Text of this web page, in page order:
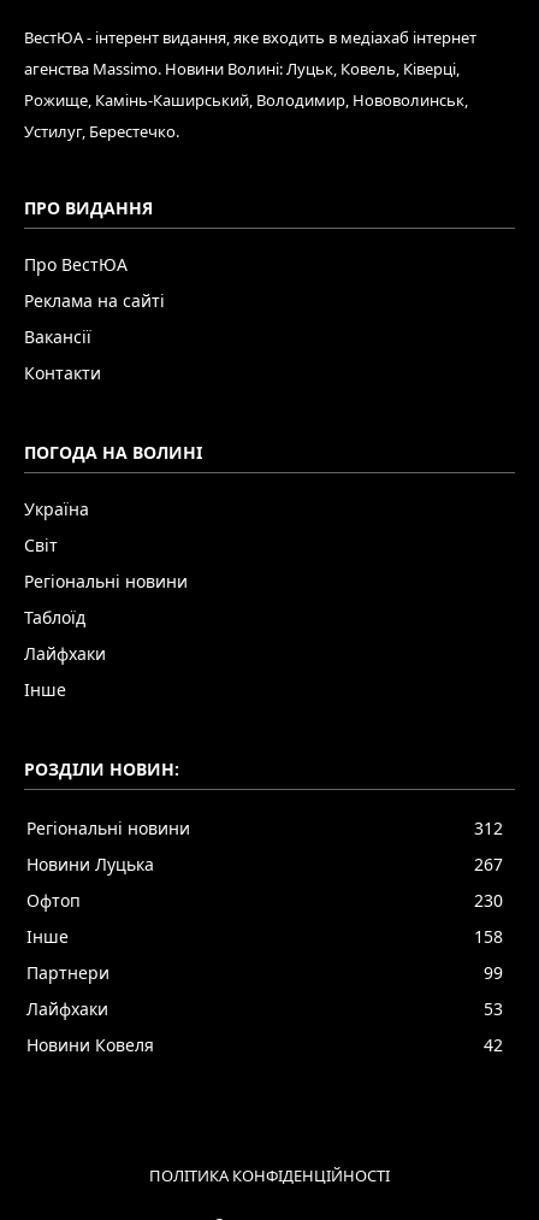
ВестЮА - інтерент видання, яке входить в медіахаб інтернет
агенства Massimo. Новини Волині: Луцьк, Ковель, Ківерці,
Рожище, Камінь-Каширський, Володимир, Нововолинськ,
Устилуг, Берестечко.
ПРО ВИДАННЯ
Про ВестЮА
Реклама на сайті
Вакансії
Контакти
ПОГОДА НА ВОЛИНІ
Україна
Світ
Регіональні новини
Таблоїд
Лайфхаки
Інше
РОЗДІЛИ НОВИН:
Регіональні новини
312
Новини Луцька
267
Офтоп
230
Інше
158
Партнери
99
Лайфхаки
53
Новини Ковеля
42
ПОЛІТИКА КОНФІДЕНЦІЙНОСТІ